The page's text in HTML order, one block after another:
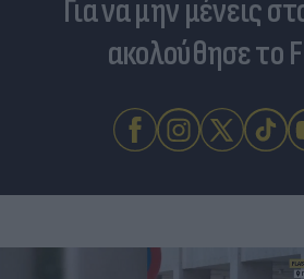
Για να μην μένεις
ακολούθησε το